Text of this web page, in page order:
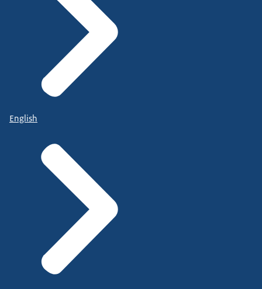
English